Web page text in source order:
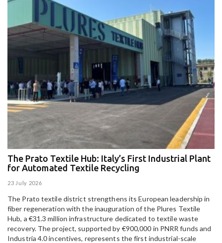
The Prato Textile Hub: Italy’s First Industrial Plant
for Automated Textile Recycling
23 July 2026
The Prato textile district strengthens its European leadership in
fiber regeneration with the inauguration of the Plures Textile
Hub, a €31.3 million infrastructure dedicated to textile waste
recovery. The project, supported by €900,000 in PNRR funds and
Industria 4.0 incentives, represents the first industrial-scale